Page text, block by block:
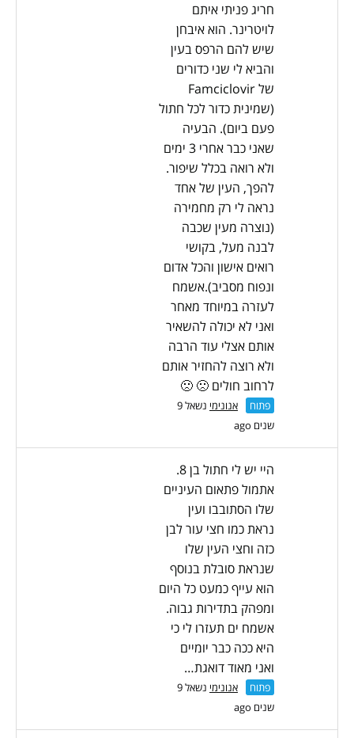
חריג פניתי איתם
לויטרינר. הוא איבחן
שיש להם הרפס בעין
והביא לי שני כדורים
של Famciclovir
(שמינית כדור לכל חתול
פעם ביום). הבעיה
שאני כבר אחרי 3 ימים
ולא רואה בכלל שיפור.
להפך, העין של אחד
נראה לי רק מחמירה
(נוצרה מעין שכבה
לבנה מעל, בקושי
רואים אישון והכל אדום
ונפוח מסביב).אשמח
לעזרה במיוחד מאחר
ואני לא יכולה להשאיר
אותם אצלי עוד הרבה
ולא רוצה להחזיר אותם
לרחוב חולים 🙁 🙁
פתוח אנונימי
נשאל 9
שנים ago
היי יש לי חתול בן 8.
אתמול פתאום העיניים
שלו הסתובבו ועין
נראת כמו חצי עור לבן
כזה וחצי העין שלו
שנראת סובלת בנוסף
הוא עייף כמעט כל היום
ומפהק בתדירות גבוה.
אשמח ים תעזרו לי כי
היא ככה כבר יומיים
ואני מאוד דואגת…
פתוח אנונימי
נשאל 9
שנים ago